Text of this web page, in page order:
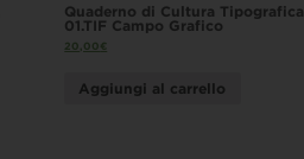
Quaderno di Cultura Tipografica
01.TIF Campo Grafico
20,00€
Aggiungi al carrello